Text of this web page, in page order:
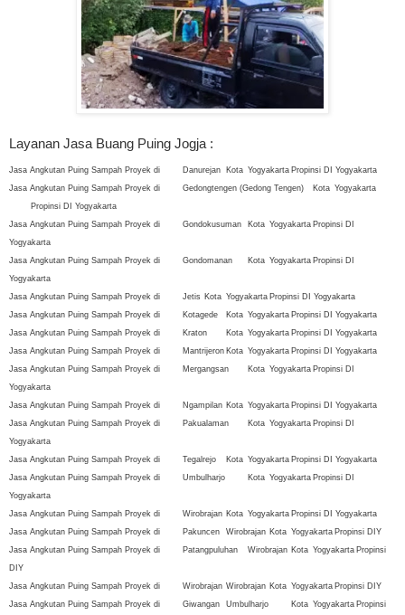
Layanan Jasa Buang Puing Jogja :
Jasa Angkutan Puing Sampah Proyek di Danurejan Kota Yogyakarta Propinsi DI Yogyakarta
Jasa Angkutan Puing Sampah Proyek di
Gedongtengen (Gedong Tengen) Kota Yogyakarta
Propinsi DI Yogyakarta
Jasa Angkutan Puing Sampah Proyek di
Gondokusuman Kota Yogyakarta Propinsi DI
Yogyakarta
Jasa Angkutan Puing Sampah Proyek di
Gondomanan Kota Yogyakarta Propinsi DI
Yogyakarta
Jasa Angkutan Puing Sampah Proyek di
Jetis Kota Yogyakarta Propinsi DI Yogyakarta
Jasa Angkutan Puing Sampah Proyek di
Kotagede Kota Yogyakarta Propinsi DI Yogyakarta
Jasa Angkutan Puing Sampah Proyek di
Kraton Kota Yogyakarta Propinsi DI Yogyakarta
Jasa Angkutan Puing Sampah Proyek di
Mantrijeron Kota Yogyakarta Propinsi DI Yogyakarta
Jasa Angkutan Puing Sampah Proyek di
Mergangsan Kota Yogyakarta Propinsi DI
Yogyakarta
Jasa Angkutan Puing Sampah Proyek di
Ngampilan Kota Yogyakarta Propinsi DI Yogyakarta
Jasa Angkutan Puing Sampah Proyek di
Pakualaman Kota Yogyakarta Propinsi DI
Yogyakarta
Jasa Angkutan Puing Sampah Proyek di
Tegalrejo Kota Yogyakarta Propinsi DI Yogyakarta
Jasa Angkutan Puing Sampah Proyek di
Umbulharjo Kota Yogyakarta Propinsi DI
Yogyakarta
Jasa Angkutan Puing Sampah Proyek di
Wirobrajan Kota Yogyakarta Propinsi DI Yogyakarta
Jasa Angkutan Puing Sampah Proyek di
Pakuncen Wirobrajan Kota Yogyakarta Propinsi DIY
Jasa Angkutan Puing Sampah Proyek di
Patangpuluhan Wirobrajan Kota Yogyakarta Propinsi
DIY
Jasa Angkutan Puing Sampah Proyek di
Wirobrajan Wirobrajan Kota Yogyakarta Propinsi DIY
Jasa Angkutan Puing Sampah Proyek di
Giwangan Umbulharjo Kota Yogyakarta Propinsi